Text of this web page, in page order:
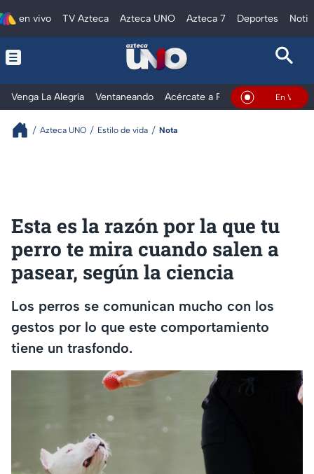
en vivo TV Azteca Azteca UNO Azteca 7 Deportes
Venga La Alegría Ventaneando Acércate a Rocío Al Extremo
En Vivo
Azteca UNO Estilo de vida Nota
Esta es la razón por la que tu
perro te mira cuando salen a
pasear, según la ciencia
Los perros se comunican mucho con los
gestos por lo que este comportamiento
tiene un trasfondo.